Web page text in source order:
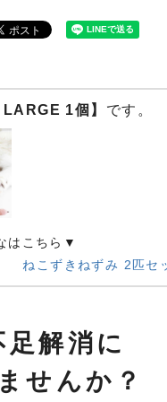
LARGE 1個】 です。
はこちら▼
ねこずきねずみ 2匹
解消に
せんか？